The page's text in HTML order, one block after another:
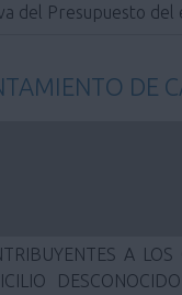
del Presupuesto del
DE
A